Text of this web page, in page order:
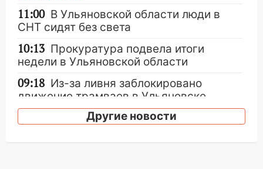
11:00 В Ульяновской области люди в
СНТ сидят без света
10:13 Прокуратура подвела итоги
недели в Ульяновской области
09:18 Из-за ливня заблокировано
движение трамваев в Ульяновске
Ураган, изнасилование ребенка,
Другие новости